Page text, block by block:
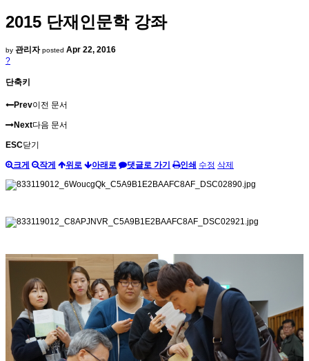
2015 단재인문학 강좌
by 관리자 posted Apr 22, 2016
?
단축키
Prev이전 문서
Next다음 문서
ESC닫기
크게 작게 위로 아래로 댓글로 가기 인쇄 수정 삭제